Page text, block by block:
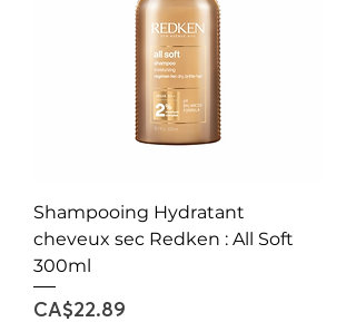
Shampooing Hydratant
cheveux sec Redken : All Soft
300ml
Price
CA$22.89